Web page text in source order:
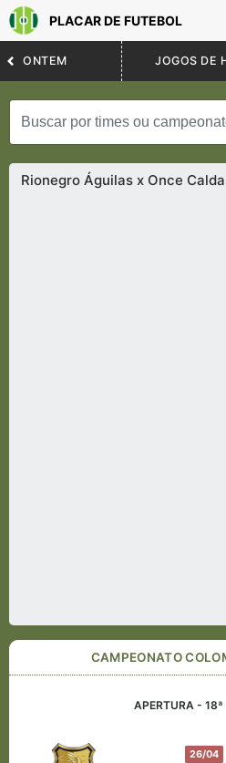
PLACAR DE FUTEBOL
ONTEM JOGOS DE
Rionegro Águilas x Once
CAMPEONATO
APERTURA - 18ª
26/04